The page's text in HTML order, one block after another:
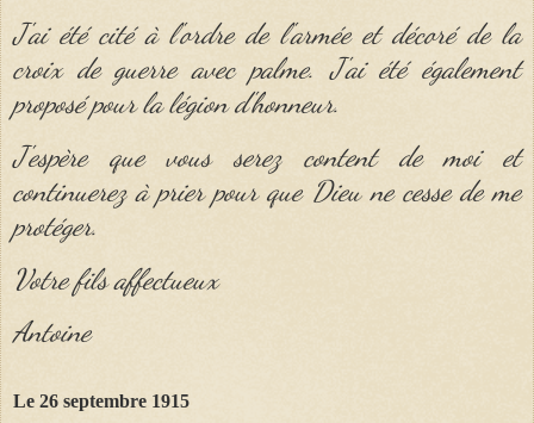
J'ai été cité à l'ordre de l'armée et décoré de la
croix de guerre avec palme. J'ai été également
proposé pour la légion d'honneur.
J'espère que vous serez content de moi et
continuerez à prier pour que Dieu ne cesse de me
protéger.
Votre fils affectueux
Antoine
Le 26 septembre 1915